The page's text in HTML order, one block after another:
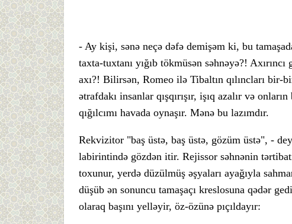
- Ay kişi, sənə neçə dəfə demişəm ki, bu
taxta-tuxtanı yığıb tökmüsən səhnəyə?!
axı?! Bilirsən, Romeo ilə Tibaltın qılıncları bir-
ətrafdakı insanlar qışqırışır, işıq azalır və
qığılcımı havada oynaşır. Mənə bu lazımdır.
Rekvizitor "baş üstə, baş üstə, gözüm üstə", -
labirintində gözdən itir. Rejissor səhnənin
toxunur, yerdə düzülmüş əşyaları ayağıyla
düşüb ən sonuncu tamaşaçı kreslosuna qədər
olaraq başını yelləyir, öz-özünə pıçıldayır: